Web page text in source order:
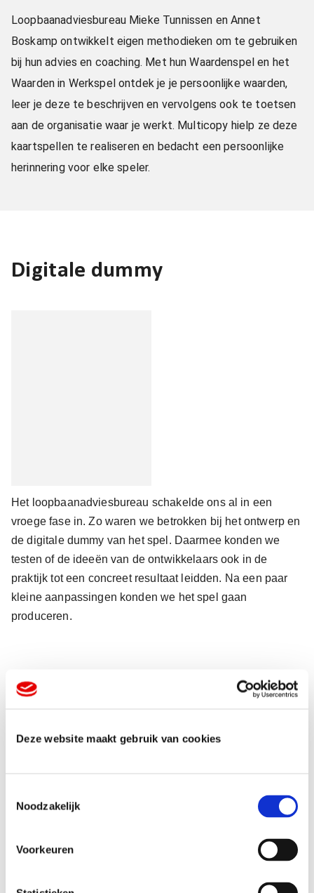
Deze website maakt gebruik van cookies
Noodzakelijk
Voorkeuren
Loopbaanadviesbureau Mieke Tunnissen en Annet
Boskamp ontwikkelt eigen methodieken om te gebruiken
bij hun advies en coaching. Met hun Waardenspel en het
Waarden in Werkspel ontdek je je persoonlijke waarden,
leer je deze te beschrijven en vervolgens ook te toetsen
aan de organisatie waar je werkt. Multicopy hielp ze deze
kaartspellen te realiseren en bedacht een persoonlijke
herinnering voor elke speler.
Digitale dummy
Het loopbaanadviesbureau schakelde ons al in een
vroege fase in. Zo waren we betrokken bij het ontwerp en
de digitale dummy van het spel. Daarmee konden we
testen of de ideeën van de ontwikkelaars ook in de
praktijk tot een concreet resultaat leidden. Na een paar
kleine aanpassingen konden we het spel gaan
produceren.